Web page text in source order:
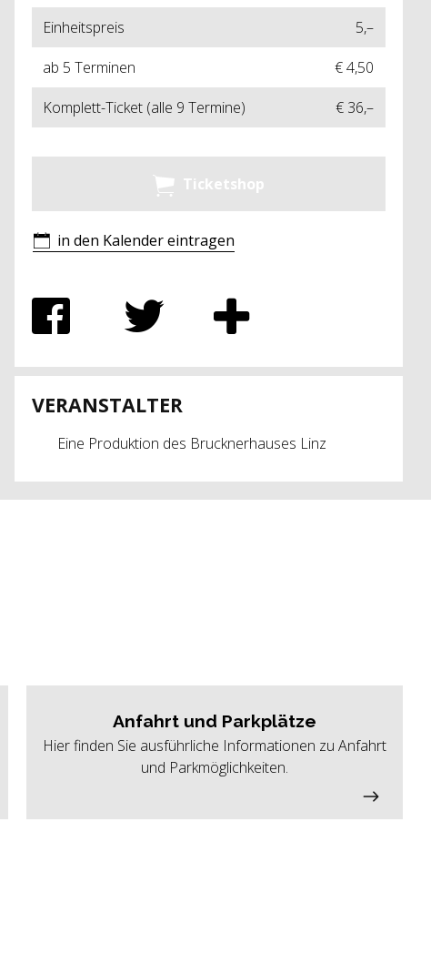
Einheitspreis
5,–
ab 5 Terminen
€ 4,50
Komplett-Ticket (alle 9 Termine)
€ 36,–
Ticketshop
in den Kalender eintragen
VERANSTALTER
Eine Produktion des Brucknerhauses Linz
Anfahrt und Parkplätze
Hier finden Sie ausführliche Informationen zu Anfahrt
und Parkmöglichkeiten.